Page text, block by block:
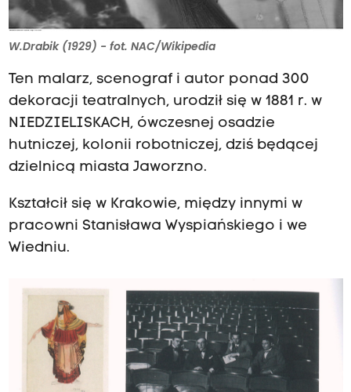
W.Drabik (1929) - fot. NAC/Wikipedia
Ten malarz, scenograf i autor ponad 300
dekoracji teatralnych, urodził się w 1881 r. w
NIEDZIELISKACH, ówczesnej osadzie
hutniczej, kolonii robotniczej, dziś będącej
dzielnicą miasta Jaworzno.
Kształcił się w Krakowie, między innymi w
pracowni Stanisława Wyspiańskiego i we
Wiedniu.